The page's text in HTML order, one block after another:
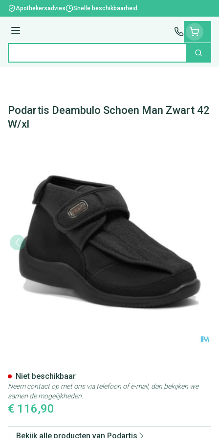
Ga naar de inhoud
Apothekersadvies Snelle beschikbaarheid
Menu
Zoek
Podartis Deambulo Schoen Man Zwart 42
W/xl
€ 116,90
Niet beschikbaar
Neem contact op met ons via telefoon of e-mail, dan bekijken we
samen de mogelijkheden.
Bekijk alle producten van Podartis